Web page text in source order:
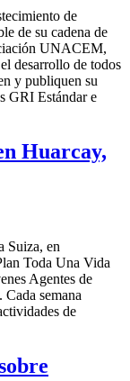
de
de su cadena de
UNACEM,
desarrollo de todos
y publiquen su
GRI Estándar e
Huarcay,
Suiza, en
Toda Una Vida
Agentes de
semana
de